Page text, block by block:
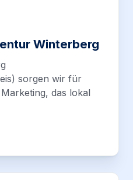
Winterberg
sorgen wir für
das lokal